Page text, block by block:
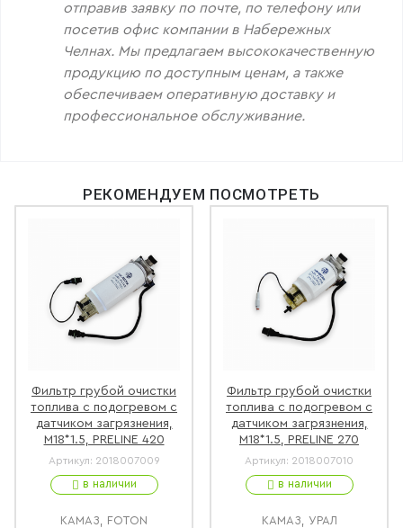
отправив заявку по почте, по телефону или
посетив офис компании в Набережных
Челнах. Мы предлагаем высококачественную
продукцию по доступным ценам, а также
обеспечиваем оперативную доставку и
профессиональное обслуживание.
РЕКОМЕНДУЕМ ПОСМОТРЕТЬ
Фильтр грубой очистки
топлива с подогревом с
датчиком загрязнения,
М18*1.5, PRELINE 420
Артикул: 2018007009
в наличии
КАМАЗ, FOTON
Фильтр грубой очистки
топлива с подогревом с
датчиком загрязнения,
М18*1.5, PRELINE 270
Артикул: 2018007010
в наличии
КАМАЗ, УРАЛ